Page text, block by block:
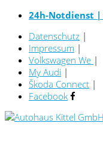
24h-Notdienst |
Datenschutz |
Impressum |
Volkswagen We |
My Audi |
Škoda Connect |
Facebook